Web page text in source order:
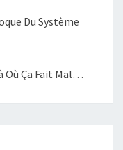
Du Système
Où Ça Fait Mal…